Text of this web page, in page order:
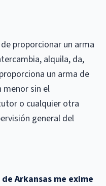
proporcionar un arma
alquila, da,
un arma de
sin el
o cualquier otra
general del
Arkansas me exime